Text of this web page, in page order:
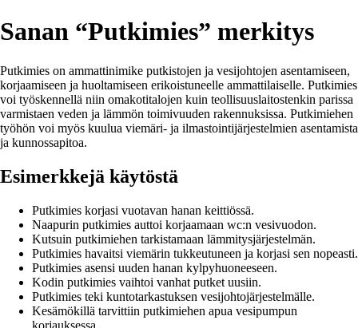
Sanan “Putkimies” merkitys
Putkimies on ammattinimike putkistojen ja vesijohtojen asentamiseen,
korjaamiseen ja huoltamiseen erikoistuneelle ammattilaiselle. Putkimies
voi työskennellä niin omakotitalojen kuin teollisuuslaitostenkin parissa
varmistaen veden ja lämmön toimivuuden rakennuksissa. Putkimiehen
työhön voi myös kuulua viemäri- ja ilmastointijärjestelmien asentamista
ja kunnossapitoa.
Esimerkkejä käytöstä
Putkimies korjasi vuotavan hanan keittiössä.
Naapurin putkimies auttoi korjaamaan wc:n vesivuodon.
Kutsuin putkimiehen tarkistamaan lämmitysjärjestelmän.
Putkimies havaitsi viemärin tukkeutuneen ja korjasi sen nopeasti.
Putkimies asensi uuden hanan kylpyhuoneeseen.
Kodin putkimies vaihtoi vanhat putket uusiin.
Putkimies teki kuntotarkastuksen vesijohtojärjestelmälle.
Kesämökillä tarvittiin putkimiehen apua vesipumpun
korjauksessa.